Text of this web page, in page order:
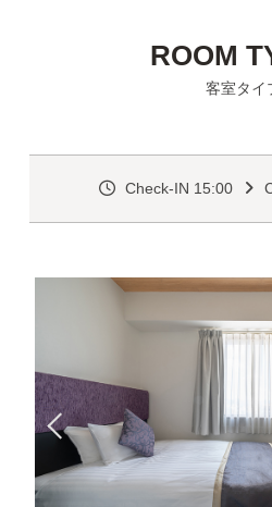
ROOM
客室タイ
Check-IN 15:00